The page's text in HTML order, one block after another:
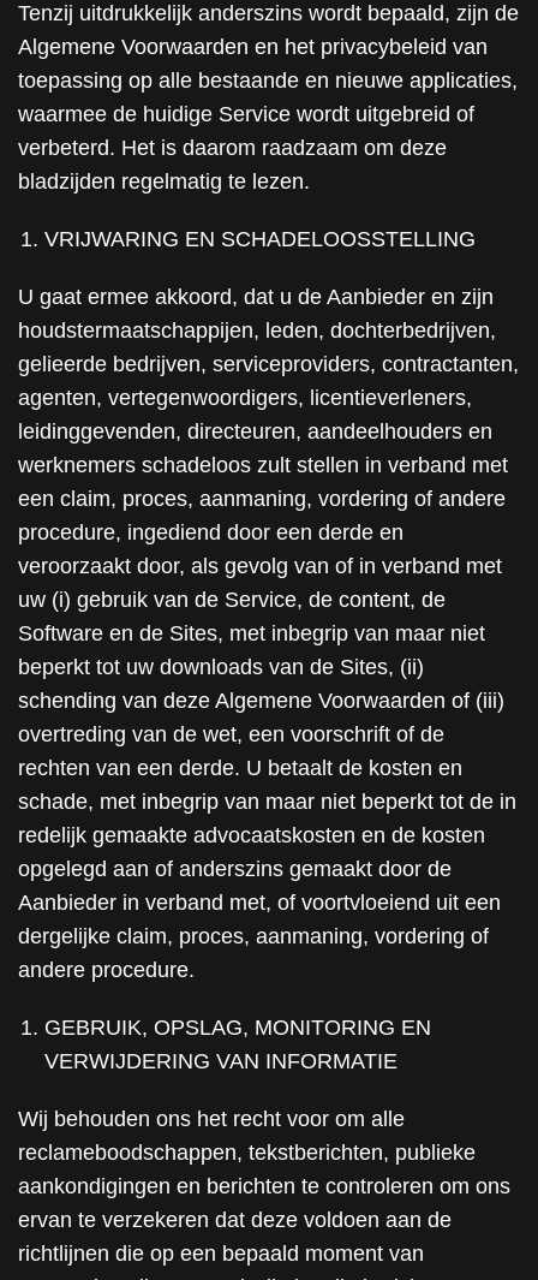
Tenzij uitdrukkelijk anderszins wordt bepaald, zijn de
Algemene Voorwaarden en het privacybeleid van
toepassing op alle bestaande en nieuwe applicaties,
waarmee de huidige Service wordt uitgebreid of
verbeterd. Het is daarom raadzaam om deze
bladzijden regelmatig te lezen.
VRIJWARING EN SCHADELOOSSTELLING
U gaat ermee akkoord, dat u de Aanbieder en zijn
houdstermaatschappijen, leden, dochterbedrijven,
gelieerde bedrijven, serviceproviders, contractanten,
agenten, vertegenwoordigers, licentieverleners,
leidinggevenden, directeuren, aandeelhouders en
werknemers schadeloos zult stellen in verband met
een claim, proces, aanmaning, vordering of andere
procedure, ingediend door een derde en
veroorzaakt door, als gevolg van of in verband met
uw (i) gebruik van de Service, de content, de
Software en de Sites, met inbegrip van maar niet
beperkt tot uw downloads van de Sites, (ii)
schending van deze Algemene Voorwaarden of (iii)
overtreding van de wet, een voorschrift of de
rechten van een derde. U betaalt de kosten en
schade, met inbegrip van maar niet beperkt tot de in
redelijk gemaakte advocaatskosten en de kosten
opgelegd aan of anderszins gemaakt door de
Aanbieder in verband met, of voortvloeiend uit een
dergelijke claim, proces, aanmaning, vordering of
andere procedure.
GEBRUIK, OPSLAG, MONITORING EN
VERWIJDERING VAN INFORMATIE
Wij behouden ons het recht voor om alle
reclameboodschappen, tekstberichten, publieke
aankondigingen en berichten te controleren om ons
ervan te verzekeren dat deze voldoen aan de
richtlijnen die op een bepaald moment van